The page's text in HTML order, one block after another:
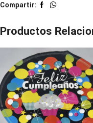
Compartir:
Productos